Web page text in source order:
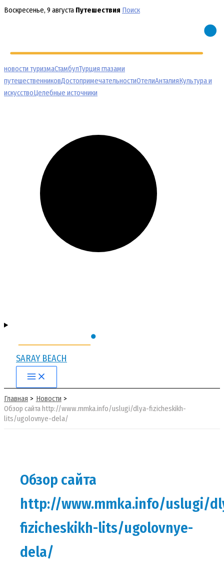
Перейти
Воскресенье, 9 августа Путешествия Поиск
новости туризмаСтамбулТурция глазами
путешественниковДостопримечательностиОтелиАнталияКультура и
искусствоЦелебные источники
SARAY BEACH
Main
Menu
Главная
Новости
Обзор сайта http://www.mmka.info/uslugi/dlya-fizicheskikh-
lits/ugolovnye-dela/
Обзор сайта
http://www.mmka.info/uslugi/
fizicheskikh-lits/ugolovnye-
dela/